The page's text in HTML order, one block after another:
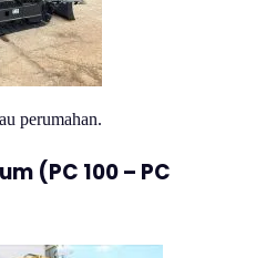
perumahan.
(PC 100 – PC